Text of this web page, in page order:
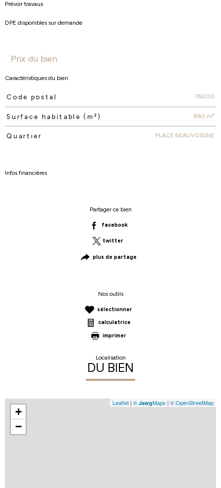
Prévoir travaux
DPE disponibles sur demande
Prix du bien
Caractéristiques du bien
Caractéristiques Valeurs
Code postal 76000
Surface habitable (m²) 860 m²
Quartier PLACE BEAUVOISINE
Infos financières
Partager ce bien
facebook
twitter
plus de partage
Nos outils
sélectionner
calculatrice
imprimer
Localisation
DU BIEN
+
−
Leaflet | © JawgMaps | © OpenStreetMap